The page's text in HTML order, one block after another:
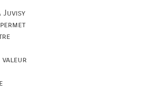
Juvisy
valeur